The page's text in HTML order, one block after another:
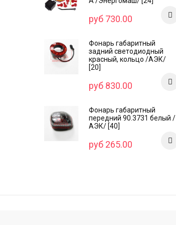
руб 730.00
Фонарь габаритный
задний светодиодный
красный, кольцо /AЭК/
[20]
руб 830.00
Фонарь габаритный
передний 90.3731 белый /
АЭК/ [40]
руб 265.00